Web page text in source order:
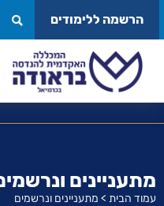
לתוכן
הרשמה ללימודים
מתעניינים
עמוד הבית > מתעניינים ונרשמים